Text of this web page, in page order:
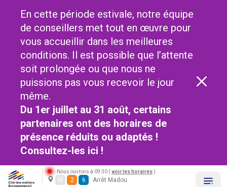
En cette période estivale, notre équipe
de conseillers met tout en œuvre pour
vous accueillir dans les meilleures
conditions. Il est possible que l’attente
soit prolongée ou que nous ne
puissions pas vous recevoir le jour
même.
Du 1er juillet au 31 août, certains
partenaires ont des horaires de
présence réduits ou adaptés !
Consultez-les ici !
Nous ouvrons à 09:30 ( voir les horaires )
M 2 6 Arrêt Madou